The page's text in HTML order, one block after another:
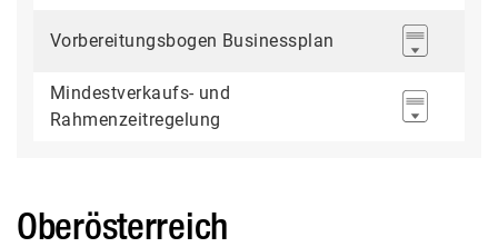
Vorbereitungsbogen Businessplan
Mindestverkaufs- und
Rahmenzeitregelung
Oberösterreich